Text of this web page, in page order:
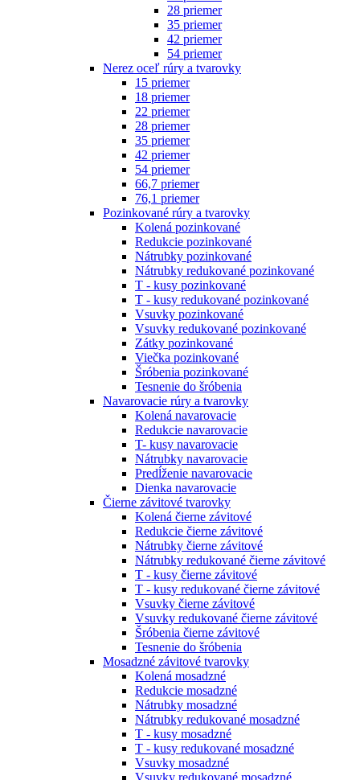
28 priemer
35 priemer
42 priemer
54 priemer
Nerez oceľ rúry a tvarovky
15 priemer
18 priemer
22 priemer
28 priemer
35 priemer
42 priemer
54 priemer
66,7 priemer
76,1 priemer
Pozinkované rúry a tvarovky
Kolená pozinkované
Redukcie pozinkované
Nátrubky pozinkované
Nátrubky redukované pozinkované
T - kusy pozinkované
T - kusy redukované pozinkované
Vsuvky pozinkované
Vsuvky redukované pozinkované
Zátky pozinkované
Viečka pozinkované
Šróbenia pozinkované
Tesnenie do šróbenia
Navarovacie rúry a tvarovky
Kolená navarovacie
Redukcie navarovacie
T- kusy navarovacie
Nátrubky navarovacie
Predĺženie navarovacie
Dienka navarovacie
Čierne závitové tvarovky
Kolená čierne závitové
Redukcie čierne závitové
Nátrubky čierne závitové
Nátrubky redukované čierne závitové
T - kusy čierne závitové
T - kusy redukované čierne závitové
Vsuvky čierne závitové
Vsuvky redukované čierne závitové
Šróbenia čierne závitové
Tesnenie do šróbenia
Mosadzné závitové tvarovky
Kolená mosadzné
Redukcie mosadzné
Nátrubky mosadzné
Nátrubky redukované mosadzné
T - kusy mosadzné
T - kusy redukované mosadzné
Vsuvky mosadzné
Vsuvky redukované mosadzné